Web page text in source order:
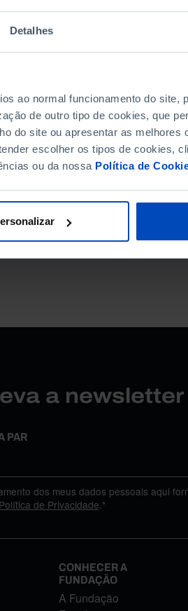
Detalhes
ao normal funcionamento do site,
de outro tipo de cookies, que
do site ou apresentar as melhores
escolher os tipos de cookies,
ou da nossa Política de
a
PAR
dos meus dados pessoais aqui
Política de Privacidade.*
CONHECER A
FUNDAÇÃO
A Fundação